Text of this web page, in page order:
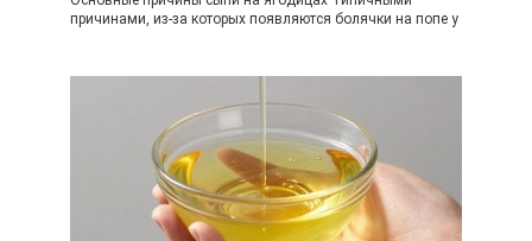
причинами, из-за которых появляются болячки на попе у